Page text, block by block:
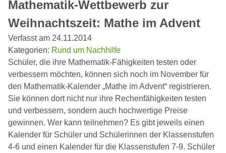
Mathematik-Wettbewerb zur
Weihnachtszeit: Mathe im Advent
Verfasst am 24.11.2014
Kategorien: Rund um Nachhilfe
Schüler, die ihre Mathematik-Fähigkeiten testen oder
verbessern möchten, können sich noch im November für
den Mathematik-Kalender „Mathe im Advent“ registrieren.
Sie können dort nicht nur ihre Rechenfähigkeiten testen
und verbessern, sondern auch hochwertige Preise
gewinnen. Wer kann teilnehmen? Es gibt jeweils einen
Kalender für Schüler und Schülerinnen der Klassenstufen
4-6 und einen Kalender für die Klassenstufen 7-9. Schüler